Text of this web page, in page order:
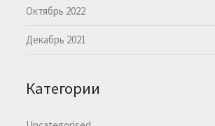
Октябрь 2022
Декабрь 2021
Категории